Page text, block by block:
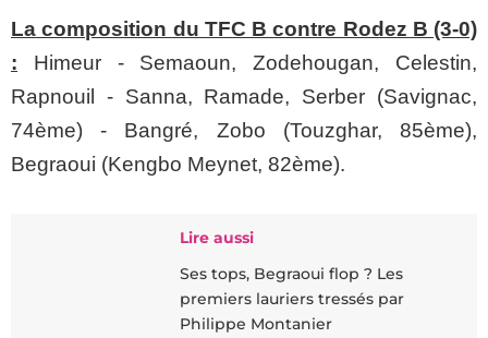
La composition du TFC B contre Rodez B (3-0)
: Himeur - Semaoun, Zodehougan, Celestin,
Rapnouil - Sanna, Ramade, Serber (Savignac,
74ème) - Bangré, Zobo (Touzghar, 85ème),
Begraoui (Kengbo Meynet, 82ème).
Lire aussi
Ses tops, Begraoui flop ? Les
premiers lauriers tressés par
Philippe Montanier